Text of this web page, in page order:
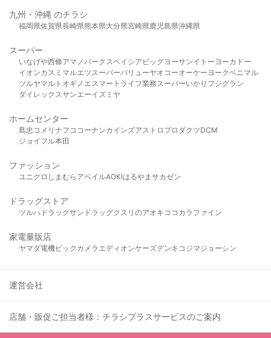
九州・沖縄 のチラシ
福岡県佐賀県長崎県熊本県大分県宮崎県鹿児島県沖縄県
スーパー
いなげや西條アマノパークスベイシア ビッグヨーサンイトーヨーカドー
イオンカスミ マルエツスーパーバリューヤオコーオーケー ヨークベニマル
ツルヤマルト オギノ エスマート ライフ業務スーパーいかり フジグラン
ダイレックスサンエーイズミヤ
ホームセンター
島忠 コメリ ナフコ コーナンカインズアストロプロダクツDCM
ジョイフル本田
ファッション
ユニクロ しまむら アベイルAOKIはるやま サカゼン
ドラッグストア
ツルハドラッグサンドラッグクスリのアオキ ココカラファイン
家電量販店
ヤマダ電機ビックカメラ エディオンケーズデンキ コジマジョーシン
運営会社
店舗・販促ご担当者様：チラシプラスサービスのご案内